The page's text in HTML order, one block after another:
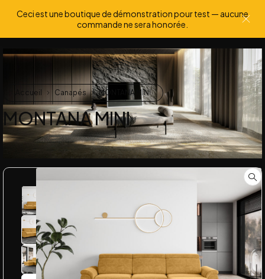
Ceci est une boutique de démonstration pour test — aucune
commande ne sera honorée.
Accueil Canapés MONTANA MINI
MONTANA MINI